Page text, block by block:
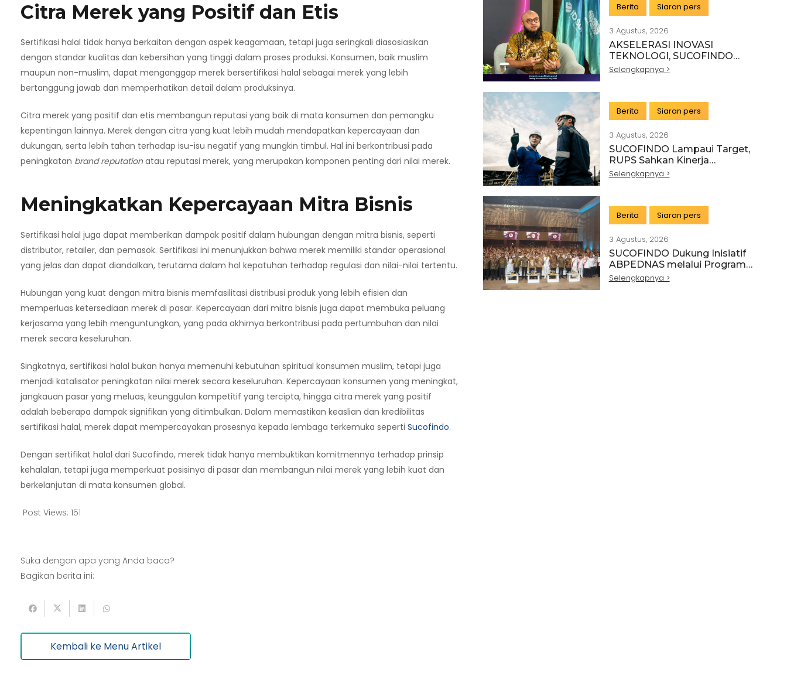
Citra Merek yang Positif dan Etis
Sertifikasi halal tidak hanya berkaitan dengan aspek keagamaan, tetapi juga seringkali diasosiasikan
dengan standar kualitas dan kebersihan yang tinggi dalam proses produksi. Konsumen, baik muslim
maupun non-muslim, dapat menganggap merek bersertifikasi halal sebagai merek yang lebih
bertanggung jawab dan memperhatikan detail dalam produksinya.
Citra merek yang positif dan etis membangun reputasi yang baik di mata konsumen dan pemangku
kepentingan lainnya. Merek dengan citra yang kuat lebih mudah mendapatkan kepercayaan dan
dukungan, serta lebih tahan terhadap isu-isu negatif yang mungkin timbul. Hal ini berkontribusi pada
peningkatan brand reputationatau reputasi merek, yang merupakan komponen penting dari nilai merek.
Meningkatkan Kepercayaan Mitra Bisnis
Sertifikasi halal juga dapat memberikan dampak positif dalam hubungan dengan mitra bisnis, seperti
distributor, retailer, dan pemasok. Sertifikasi ini menunjukkan bahwa merek memiliki standar operasional
yang jelas dan dapat diandalkan, terutama dalam hal kepatuhan terhadap regulasi dan nilai-nilai tertentu.
Hubungan yang kuat dengan mitra bisnis memfasilitasi distribusi produk yang lebih efisien dan
memperluas ketersediaan merek di pasar. Kepercayaan dari mitra bisnis juga dapat membuka peluang
kerjasama yang lebih menguntungkan, yang pada akhirnya berkontribusi pada pertumbuhan dan nilai
merek secara keseluruhan.
Singkatnya, sertifikasi halal bukan hanya memenuhi kebutuhan spiritual konsumen muslim, tetapi juga
menjadi katalisator peningkatan nilai merek secara keseluruhan. Kepercayaan konsumen yang meningkat,
jangkauan pasar yang meluas, keunggulan kompetitif yang tercipta, hingga citra merek yang positif
adalah beberapa dampak signifikan yang ditimbulkan. Dalam memastikan keaslian dan kredibilitas
sertifikasi halal, merek dapat mempercayakan prosesnya kepada lembaga terkemuka seperti Sucofindo.
Dengan sertifikat halal dari Sucofindo, merek tidak hanya membuktikan komitmennya terhadap prinsip
kehalalan, tetapi juga memperkuat posisinya di pasar dan membangun nilai merek yang lebih kuat dan
berkelanjutan di mata konsumen global.
Post Views: 151
Berita Siaran pers
3 Agustus, 2026
AKSELERASI INOVASI
TEKNOLOGI, SUCOFINDO
GELAR IMPACT PERKUAT
Selengkapnya >
Berita Siaran pers
3 Agustus, 2026
SUCOFINDO Lampaui Target,
RUPS Sahkan Kinerja
Keuangan Tahun Buku 2025
Selengkapnya >
Berita Siaran pers
3 Agustus, 2026
SUCOFINDO Dukung Inisiatif
ABPEDNAS melalui Program
Srikandi Jaga Desa
Selengkapnya >
Suka dengan apa yang Anda baca?
Bagikan berita ini:
Kembali ke Menu Artikel
Kesehatan
Kelautan dan Perikanan
Perdagangan Besar dan Eceran
Batu Bara
Keuangan dan Asuransi
Minyak dan gas
Pariwisata
Listrik dan Gas